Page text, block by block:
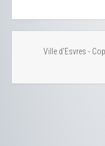
Ville d'Esvres -